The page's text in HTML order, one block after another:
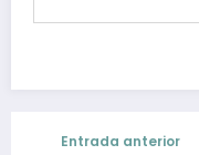
Entrada anterior